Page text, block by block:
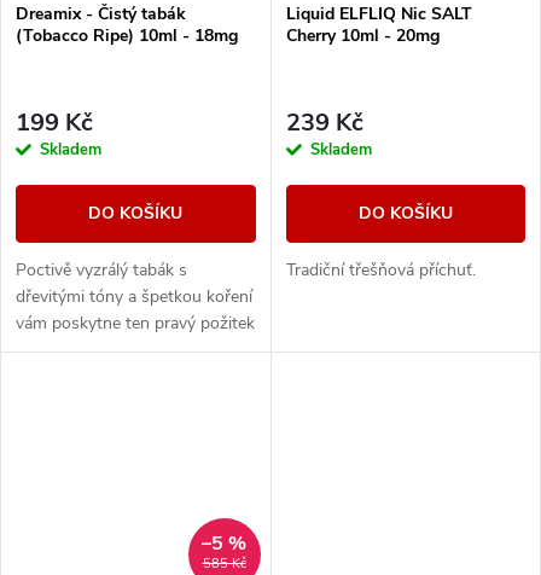
Dreamix - Čistý tabák
(Tobacco Ripe) 10ml - 18mg
199 Kč
Skladem
DO KOŠÍKU
Poctivě vyzrálý tabák s
dřevitými tóny a špetkou koření
vám poskytne ten pravý požitek
z vapování vynikající tabákové
Liquid ELFLIQ Nic SALT
Cherry 10ml - 20mg
239 Kč
Skladem
DO KOŠÍKU
Tradiční třešňová příchuť.
585 Kč
–5 %